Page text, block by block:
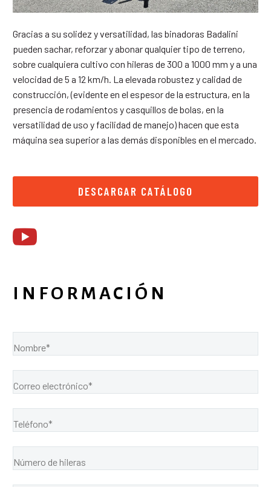
Gracias a su solidez y versatilidad, las binadoras Badalini
pueden sachar, reforzar y abonar qualquier tipo de terreno,
sobre cualquiera cultivo con hileras de 300 a 1000 mm y a una
velocidad de 5 a 12 km/h. La elevada robustez y calidad de
construcción, (evidente en el espesor de la estructura, en la
presencia de rodamientos y casquillos de bolas, en la
versatilidad de uso y facilidad de manejo) hacen que esta
máquina sea superior a las demás disponibles en el mercado.
DESCARGAR CATÁLOGO
INFORMACIÓN